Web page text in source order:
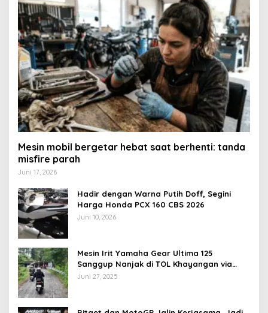
Mesin mobil bergetar hebat saat berhenti: tanda
misfire parah
Juni 17, 2026
Hadir dengan Warna Putih Doff, Segini
Harga Honda PCX 160 CBS 2026
Juni 10, 2026
Mesin Irit Yamaha Gear Ultima 125
Sanggup Nanjak di TOL Khayangan via
Krakalan?
Juni 27, 2025